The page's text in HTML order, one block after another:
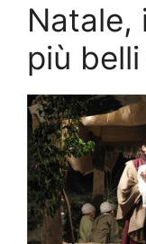
Natale,
più